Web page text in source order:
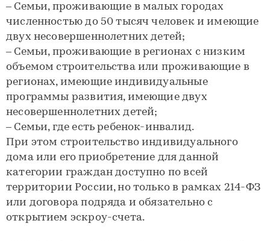
– Семьи, проживающие в малых городах
численностью до 50 тысяч человек и имеющие
двух несовершеннолетних детей;
– Семьи, проживающие в регионах с низким
объемом строительства или проживающие в
регионах, имеющие индивидуальные
программы развития, имеющие двух
несовершеннолетних детей;
– Семьи, где есть ребенок-инвалид.
При этом строительство индивидуального
дома или его приобретение для данной
категории граждан доступно по всей
территории России, но только в рамках 214-ФЗ
или договора подряда и обязательно с
открытием эскроу-счета.